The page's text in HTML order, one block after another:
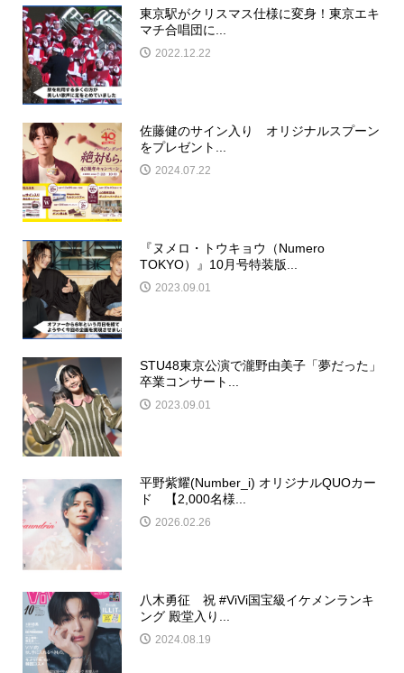
東京駅がクリスマス仕様に変身！東京エキ
マチ合唱団に...
2022.12.22
佐藤健のサイン入り オリジナルスプーン
をプレゼント...
2024.07.22
『ヌメロ・トウキョウ（Numero
TOKYO）』10月号特装版...
2023.09.01
STU48東京公演で瀧野由美子「夢だった」
卒業コンサート...
2023.09.01
平野紫耀(Number_i) オリジナルQUOカー
ド 【2,000名様...
2026.02.26
八木勇征 祝 #ViVi国宝級イケメンランキ
ング 殿堂入り...
2024.08.19